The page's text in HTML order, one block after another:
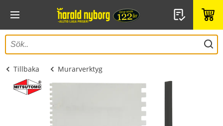
Tillbaka Murarverktyg